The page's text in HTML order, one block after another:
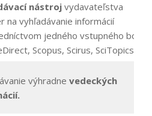
nástrojvydavateľstva
na vyhľadávanie informácií
jedného vstupného bodu
Scopus, Scirus, SciTopics.
výhradne vedeckých